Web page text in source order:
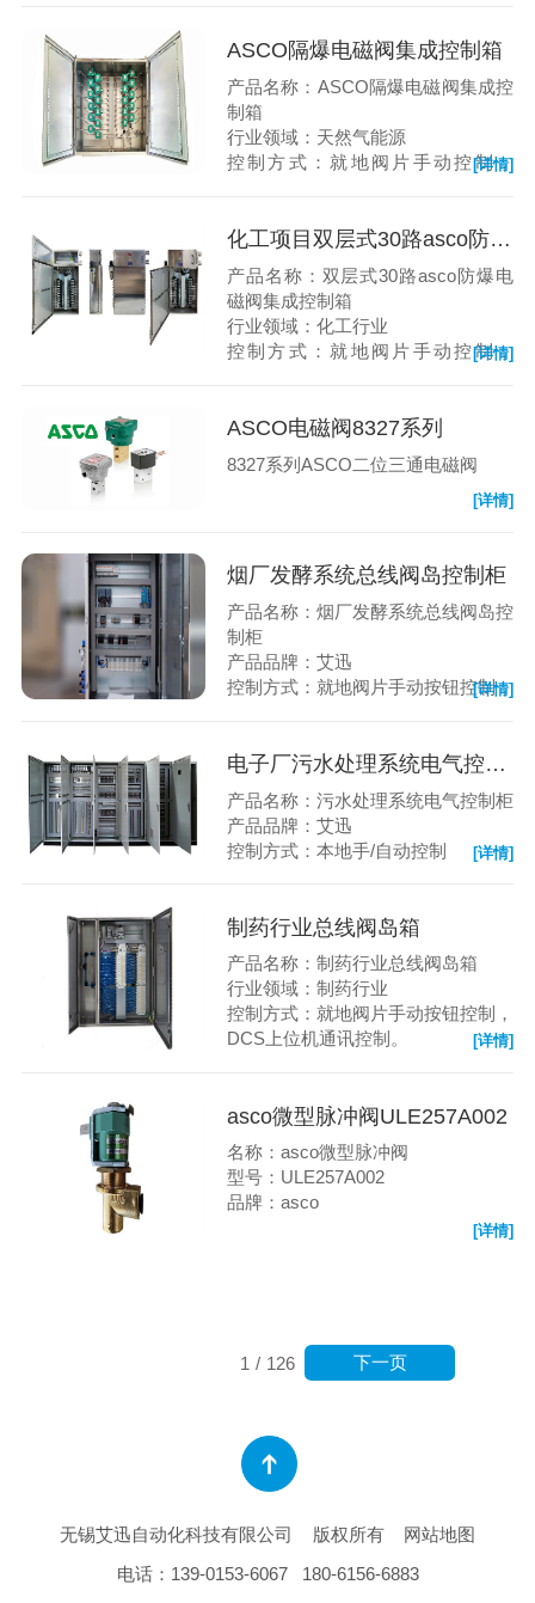
ASCO隔爆电磁阀集成控制箱
产品名称：ASCO隔爆电磁阀集成控
制箱
行业领域：天然气能源
控制方式：就地阀片手动控制，
[详情]
化工项目双层式30路asco防爆电磁阀集成控制箱
产品名称：双层式30路asco防爆电
磁阀集成控制箱
行业领域：化工行业
控制方式：就地阀片手动控制，
[详情]
ASCO电磁阀8327系列
8327系列ASCO二位三通电磁阀
[详情]
烟厂发酵系统总线阀岛控制柜
产品名称：烟厂发酵系统总线阀岛控
制柜
产品品牌：艾迅
控制方式：就地阀片手动按钮控制，
[详情]
电子厂污水处理系统电气控制柜
产品名称：污水处理系统电气控制柜
产品品牌：艾迅
控制方式：本地手/自动控制
[详情]
制药行业总线阀岛箱
产品名称：制药行业总线阀岛箱
行业领域：制药行业
控制方式：就地阀片手动按钮控制，
DCS上位机通讯控制。
[详情]
asco微型脉冲阀ULE257A002
名称：asco微型脉冲阀
型号：ULE257A002
品牌：asco
[详情]
1 / 126 下一页
无锡艾迅自动化科技有限公司 版权所有
网站地图
电话： 139-0153-6067 180-6156-6883